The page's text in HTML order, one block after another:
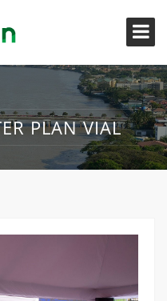
PLAN VIAL